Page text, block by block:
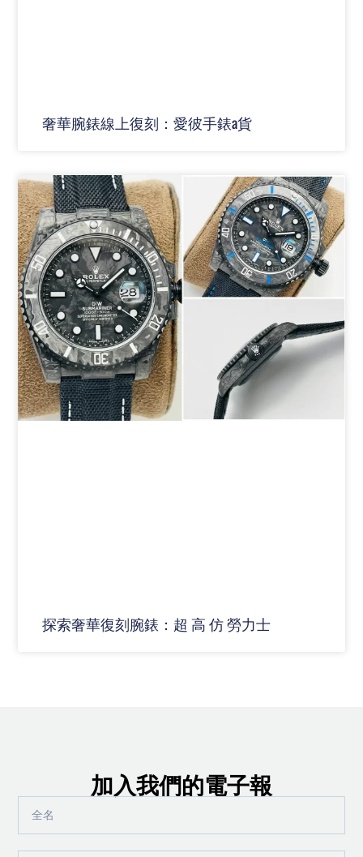
奢華腕錶線上復刻：愛彼手錶a貨
探索奢華復刻腕錶：超 高 仿 勞力士
加入我們的電子報